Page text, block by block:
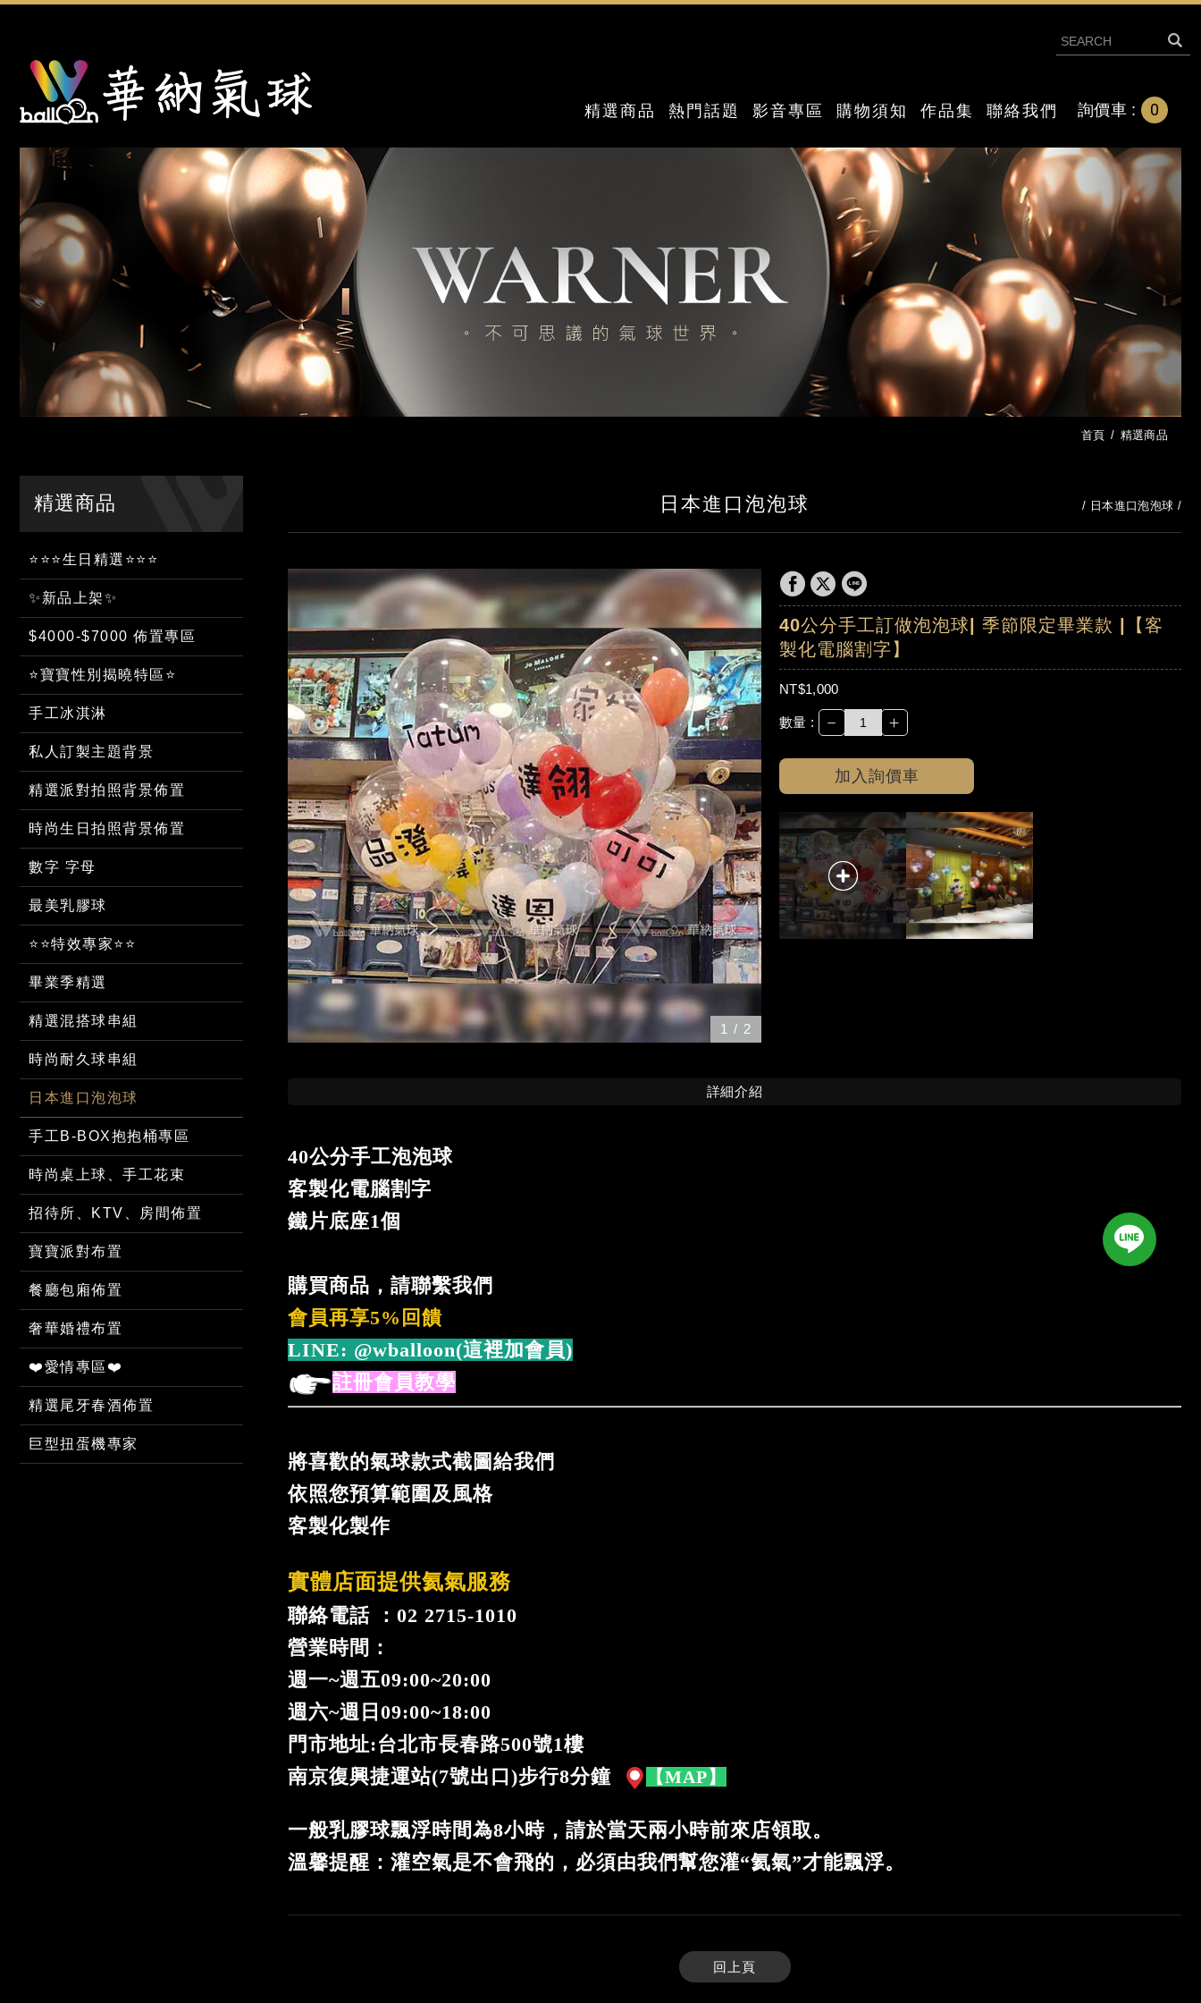
精選商品 熱門話題 影音專區 購物須知 作品集 聯絡我們 詢價車 : 0
首頁 精選商品
精選商品
⭐⭐⭐生日精選⭐⭐⭐
✨新品上架✨
$4000-$7000 佈置專區
⭐寶寶性別揭曉特區⭐
手工冰淇淋
私人訂製主題背景
精選派對拍照背景佈置
時尚生日拍照背景佈置
數字 字母
最美乳膠球
⭐⭐特效專家⭐⭐
畢業季精選
精選混搭球串組
時尚耐久球串組
日本進口泡泡球
手工B-BOX抱抱桶專區
時尚桌上球、手工花束
招待所、KTV、房間佈置
寶寶派對布置
餐廳包廂佈置
奢華婚禮布置
❤️愛情專區❤️
精選尾牙春酒佈置
巨型扭蛋機專家
日本進口泡泡球 日本進口泡泡球
40公分手工訂做泡泡球| 季節限定畢業款 |【客
製化電腦割字】
NT$1,000
數量 : － ＋
加入詢價車
1 / 2
詳細介紹
40公分手工泡泡球
客製化電腦割字
鐵片底座1個
購買商品，請聯繫我們
會員再享5%回饋
LINE: @wballoon(這裡加會員)
註冊會員教學
將喜歡的氣球款式截圖給我們
依照您預算範圍及風格
客製化製作
實體店面提供氦氣服務
聯絡電話 ：02 2715-1010
營業時間：
週一~週五09:00~20:00
週六~週日09:00~18:00
門市地址:台北市長春路500號1樓
南京復興捷運站(7號出口)步行8分鐘
【MAP】
一般乳膠球飄浮時間為8小時，請於當天兩小時前來店領取。
溫馨提醒：灌空氣是不會飛的，必須由我們幫您灌“氦氣”才能飄浮。
回上頁